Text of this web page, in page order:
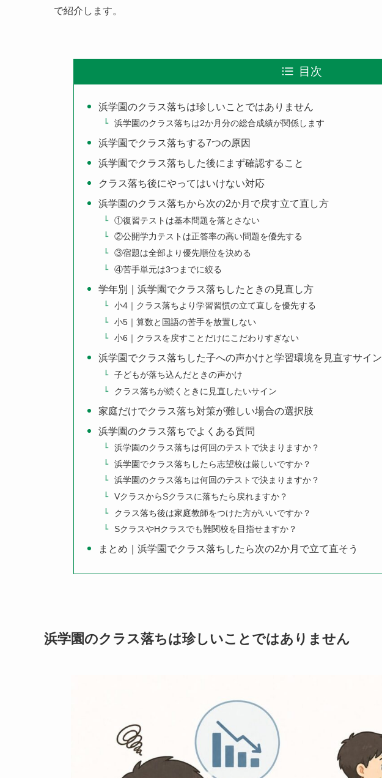
で紹介します。
目次
浜学園のクラス落ちは珍しいことではありません
浜学園のクラス落ちは2か月分の総合成績が関係します
浜学園でクラス落ちする7つの原因
浜学園でクラス落ちした後にまず確認すること
クラス落ち後にやってはいけない対応
浜学園のクラス落ちから次の2か月で戻す立て直し方
①復習テストは基本問題を落とさない
②公開学力テストは正答率の高い問題を優先する
③宿題は全部より優先順位を決める
④苦手単元は3つまでに絞る
学年別｜浜学園でクラス落ちしたときの見直し方
小4｜クラス落ちより学習習慣の立て直しを優先する
小5｜算数と国語の苦手を放置しない
小6｜クラスを戻すことだけにこだわりすぎない
浜学園でクラス落ちした子への声かけと学習環境を見直すサイン
子どもが落ち込んだときの声かけ
クラス落ちが続くときに見直したいサイン
家庭だけでクラス落ち対策が難しい場合の選択肢
浜学園のクラス落ちでよくある質問
浜学園のクラス落ちは何回のテストで決まりますか？
浜学園でクラス落ちしたら志望校は厳しいですか？
浜学園のクラス落ちは何回のテストで決まりますか？
VクラスからSクラスに落ちたら戻れますか？
クラス落ち後は家庭教師をつけた方がいいですか？
SクラスやHクラスでも難関校を目指せますか？
まとめ｜浜学園でクラス落ちしたら次の2か月で立て直そう
浜学園のクラス落ちは珍しいことではありません